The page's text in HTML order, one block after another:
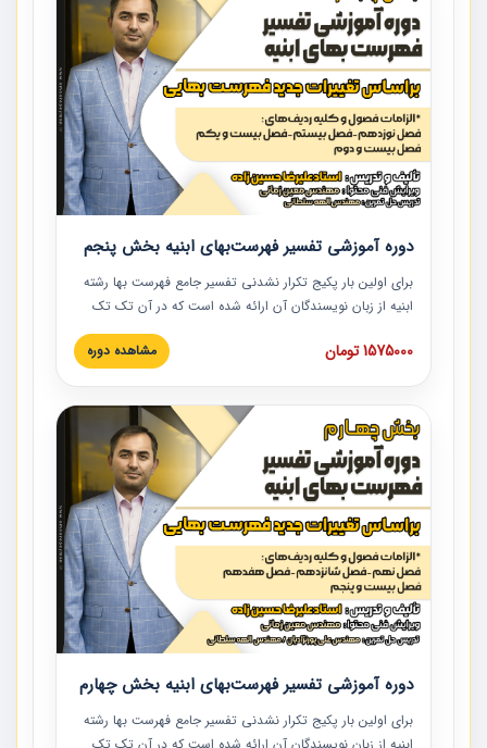
همکارانی که در حوزه صنعت ساخت در حال فعالیت هستند حتما
توصیه می کنیم از مطالب این دوره استفاده نمایند.
دوره آموزشی تفسیر فهرست‌بهای ابنیه بخش پنجم
برای اولین بار پکیج تکرار نشدنی تفسیر جامع فهرست بها رشته
ابنیه از زبان نویسندگان آن ارائه شده است که در آن تک تک
ردیف ها و مطالب فهرست بها تفسیر و ارائه شده است. این
دوره به صورت کامل تصویری بوده و به همراه تصاویر عملیات
دوره با کلام مهندس علیرضاحسین‌زاده مدیر پروژه مهندسی
مشاور در امر بازنگری فهرست بها رشته ابنیه ارائه شده و به تمام
همکارانی که در حوزه صنعت ساخت در حال فعالیت هستند حتما
توصیه می کنیم از مطالب این دوره استفاده نمایند.
1575000 تومان مشاهده دوره
دوره آموزشی تفسیر فهرست‌بهای ابنیه بخش چهارم
برای اولین بار پکیج تکرار نشدنی تفسیر جامع فهرست بها رشته